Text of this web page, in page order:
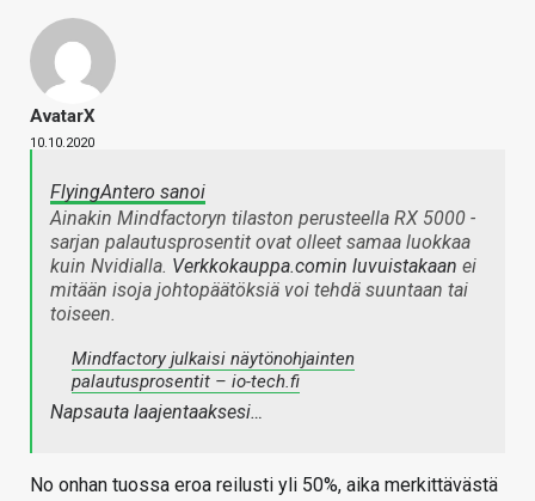
AvatarX
10.10.2020
FlyingAntero sanoi
Ainakin Mindfactoryn tilaston perusteella RX 5000 -
sarjan palautusprosentit ovat olleet samaa luokkaa
kuin Nvidialla. Verkkokauppa.comin luvuistakaan ei
mitään isoja johtopäätöksiä voi tehdä suuntaan tai
toiseen.
Mindfactory julkaisi näytönohjainten
palautusprosentit – io-tech.fi
Napsauta laajentaaksesi…
No onhan tuossa eroa reilusti yli 50%, aika merkittävästä